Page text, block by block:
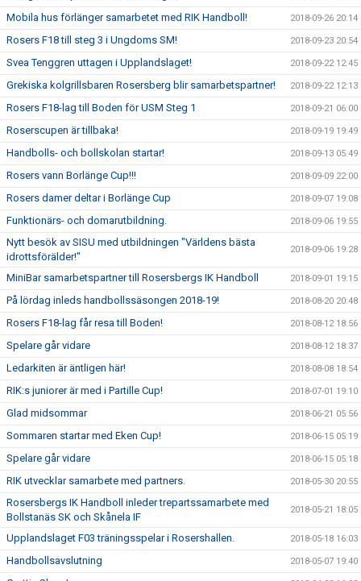
Mobila hus förlänger samarbetet med RIK Handboll! 2018-09-26 20:14
Rosers F18 till steg 3 i Ungdoms SM! 2018-09-23 20:54
Svea Tenggren uttagen i Upplandslaget! 2018-09-22 12:45
Grekiska kolgrillsbaren Rosersberg blir samarbetspartner! 2018-09-22 12:13
Rosers F18-lag till Boden för USM Steg 1 2018-09-21 06:00
Roserscupen är tillbaka! 2018-09-19 19:49
Handbolls- och bollskolan startar! 2018-09-13 05:49
Rosers vann Borlänge Cup!!! 2018-09-09 22:00
Rosers damer deltar i Borlänge Cup 2018-09-07 19:08
Funktionärs- och domarutbildning. 2018-09-06 19:55
Nytt besök av SISU med utbildningen "Världens bästa
idrottsförälder!"
2018-09-06 19:28
MiniBar samarbetspartner till Rosersbergs IK Handboll 2018-09-01 19:15
På lördag inleds handbollssäsongen 2018-19! 2018-08-20 20:48
Rosers F18-lag får resa till Boden! 2018-08-12 18:56
Spelare går vidare 2018-08-12 18:37
Ledarkiten är äntligen här! 2018-08-08 18:54
RIK:s juniorer är med i Partille Cup! 2018-07-01 19:10
Glad midsommar 2018-06-21 05:56
Sommaren startar med Eken Cup! 2018-06-15 05:19
Spelare går vidare 2018-06-15 05:18
RIK utvecklar samarbete med partners. 2018-05-30 20:55
Rosersbergs IK Handboll inleder trepartssamarbete med
Bollstanäs SK och Skånela IF
2018-05-21 18:05
Upplandslaget F03 träningsspelar i Rosershallen. 2018-05-18 16:03
Handbollsavslutning 2018-05-07 19:40